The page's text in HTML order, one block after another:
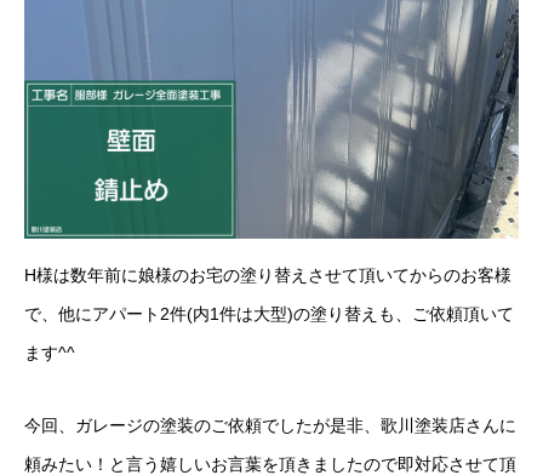
H様は数年前に娘様のお宅の塗り替えさせて頂いてからのお客様
で、他にアパート2件(内1件は大型)の塗り替えも、ご依頼頂いて
ます^^
今回、ガレージの塗装のご依頼でしたが是非、歌川塗装店さんに
頼みたい！と言う嬉しいお言葉を頂きましたので即対応させて頂